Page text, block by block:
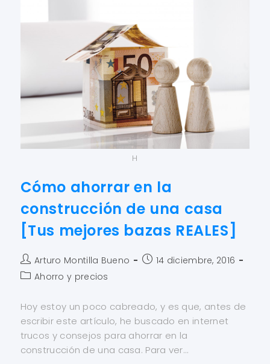
H
Cómo ahorrar en la
construcción de una casa
[Tus mejores bazas REALES]
Arturo Montilla Bueno
14 diciembre, 2016
Ahorro y precios
Hoy estoy un poco cabreado, y es que, antes de
escribir este artículo, he buscado en internet
trucos y consejos para ahorrar en la
construcción de una casa. Para ver…